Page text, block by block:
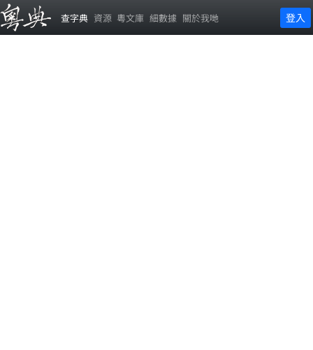
查字典 資源 粵文庫 細數據 關於我哋 登入